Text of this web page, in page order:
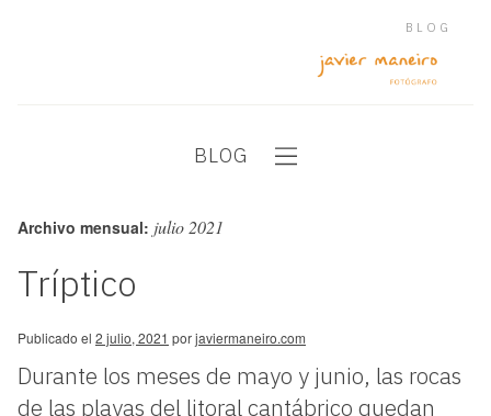
BLOG
BLOG
Archivo mensual: julio 2021
Tríptico
Publicado el 2 julio, 2021 porjaviermaneiro.com
Durante los meses de mayo y junio, las rocas
de las playas del litoral cantábrico quedan